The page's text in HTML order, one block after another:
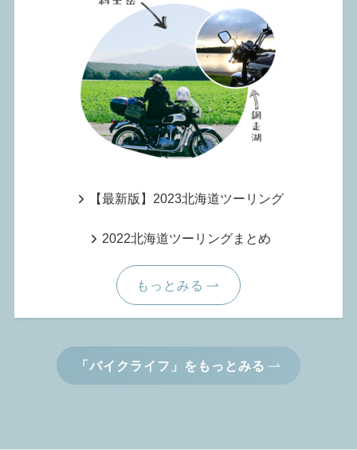
【最新版】2023北海道ツーリング
2022北海道ツーリングまとめ
もっとみる
「バイクライフ」をもっとみる